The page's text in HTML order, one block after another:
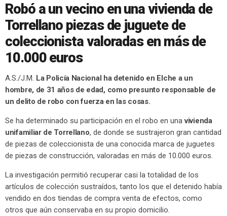
Robó a un vecino en una vivienda de
Torrellano piezas de juguete de
coleccionista valoradas en más de
10.000 euros
A.S./J.M. La Policía Nacional ha detenido en Elche a un
hombre, de 31 años de edad, como presunto responsable de
un delito de robo con fuerza en las cosas.
Se ha determinado su participación en el robo en unavivienda
unifamiliar de Torrellano, de donde se sustrajeron gran cantidad
de piezas de coleccionista de una conocida marca de juguetes
de piezas de construcción, valoradas en más de 10.000 euros.
La investigación permitió recuperar casi la totalidad de los
artículos de colección sustraídos, tanto los que el detenido había
vendido en dos tiendas de compra venta de efectos, como
otros que aún conservaba en su propio domicilio.